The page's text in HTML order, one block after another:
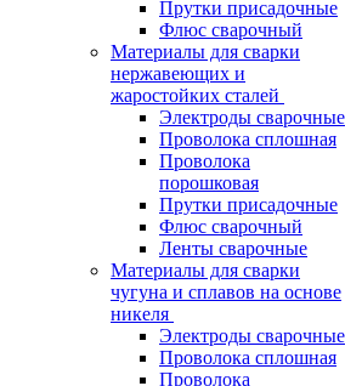
Прутки присадочные
Флюс сварочный
Материалы для сварки
нержавеющих и
жаростойких сталей
Электроды сварочные
Проволока сплошная
Проволока
порошковая
Прутки присадочные
Флюс сварочный
Ленты сварочные
Материалы для сварки
чугуна и сплавов на основе
никеля
Электроды сварочные
Проволока сплошная
Проволока